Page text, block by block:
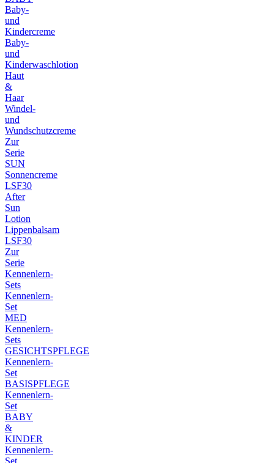
Baby-
und
Kindercreme
Baby-
und
Kinderwaschlotion
Haut
&
Haar
Windel-
und
Wundschutzcreme
Zur
Serie
SUN
Sonnencreme
LSF30
After
Sun
Lotion
Lippenbalsam
LSF30
Zur
Serie
Kennenlern-
Sets
Kennenlern-
Set
MED
Kennenlern-
Sets
GESICHTSPFLEGE
Kennenlern-
Set
BASISPFLEGE
Kennenlern-
Set
BABY
&
KINDER
Kennenlern-
Set